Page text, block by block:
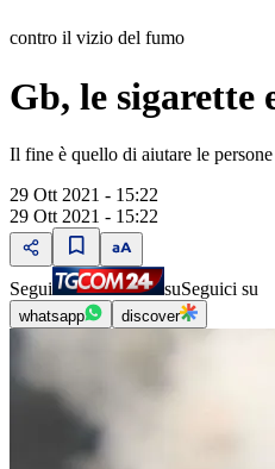
contro il vizio del fumo
Gb, le sigarette
Il fine è quello di aiutare le
29 Ott 2021 - 15:22
29 Ott 2021 - 15:22
Segui suSeguici su
whatsapp discover